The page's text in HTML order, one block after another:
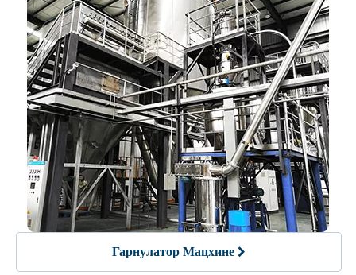
Гарнулатор Мацхине